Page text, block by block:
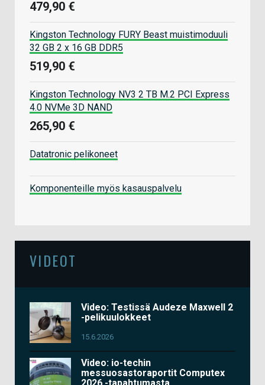
479,90 €
Kingston Technology FURY Beast muistimoduuli
32 GB 2 x 16 GB DDR5
519,90 €
Kingston Technology NV3 2 TB M.2 PCI Express
4.0 NVMe 3D NAND
265,90 €
Datatronic pelikoneet
Komponenteille myös kasauspalvelu
VIDEOT
Video: Testissä Audeze Maxwell 2
-pelikuulokkeet
15.6.2026
Video: io-techin
messuosastoraportit Computex